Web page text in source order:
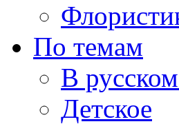
По темам
В
Детское